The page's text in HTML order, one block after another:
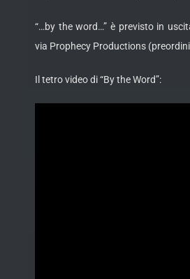
“…by the word…” è previsto in
via Prophecy Productions (preordini
Il tetro video di “By the Word”: